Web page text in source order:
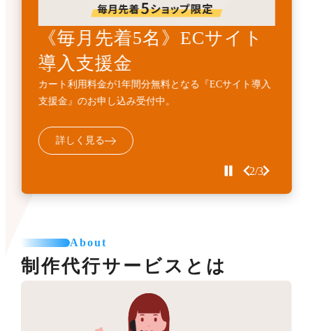
《先着3名》ECサイトリニ
ューアル支援金
カート利用料金1年間無料とECサイト構築費用
10%OFFの『ECサイトサイトリニューアル支援金』受
詳しく見る
《毎月先着5名》ECサイト
導入支援金
カート利用料金が1年間分無料となる『ECサイト導入
支援金』のお申し込み受付中。
詳しく見る
開発・API連携代行サービ
ス
標準機能に加えて、業務フローに合わせた外部連携・
機能追加などの個別開発を代行するサービスです。
詳しく見る
2/3
About
制作代行サービスとは